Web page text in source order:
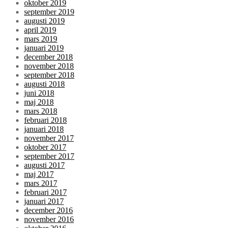
oktober 2019
september 2019
augusti 2019
april 2019
mars 2019
januari 2019
december 2018
november 2018
september 2018
augusti 2018
juni 2018
maj 2018
mars 2018
februari 2018
januari 2018
november 2017
oktober 2017
september 2017
augusti 2017
maj 2017
mars 2017
februari 2017
januari 2017
december 2016
november 2016